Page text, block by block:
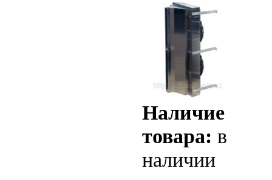
Наличие
товара: в
наличии